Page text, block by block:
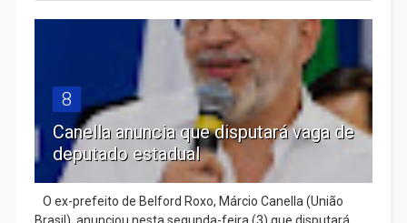
8
Canella anuncia que disputará vaga de
deputado estadual
​ O ex-prefeito de Belford Roxo, Márcio Canella (União